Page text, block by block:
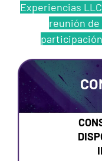
Experiencias
reunión